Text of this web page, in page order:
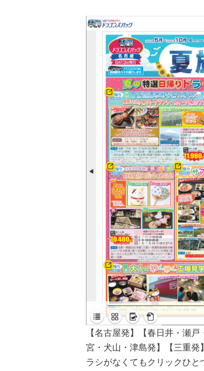
【名古屋発】【春日井・瀬
宮・犬山・津島発】【三重
ラシがなくてもクリックひと